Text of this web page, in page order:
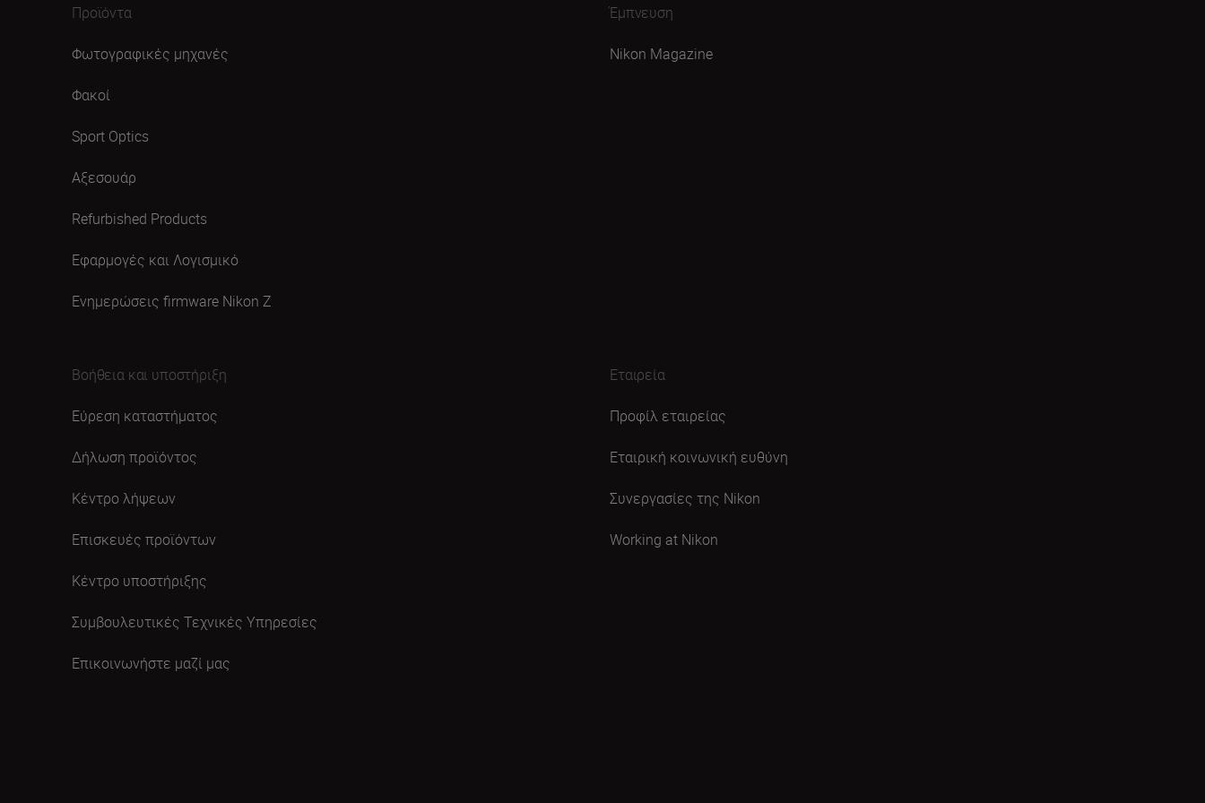
Προϊόντα
Φωτογραφικές μηχανές
Φακοί
Sport Optics
Αξεσουάρ
Refurbished Products
Εφαρμογές και Λογισμικό
Ενημερώσεις firmware Nikon Ζ
Έμπνευση
Nikon Magazine
Βοήθεια και υποστήριξη
Εύρεση καταστήματος
Δήλωση προϊόντος
Κέντρο λήψεων
Επισκευές προϊόντων
Κέντρο υποστήριξης
Συμβουλευτικές Τεχνικές Υπηρεσίες
Επικοινωνήστε μαζί μας
Εταιρεία
Προφίλ εταιρείας
Εταιρική κοινωνική ευθύνη
Συνεργασίες της Nikon
Working at Nikon